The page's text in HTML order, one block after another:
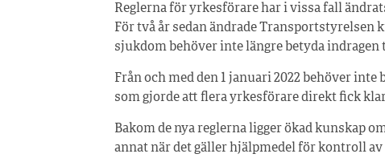
Reglerna för yrkesförare har i vissa fall
För två år sedan ändrade Transportstyrelsen
sjukdom behöver inte längre betyda indragen
Från och med den 1 januari 2022 behöver
som gjorde att flera yrkesförare direkt fick
Bakom de nya reglerna ligger ökad kunskap
annat när det gäller hjälpmedel för kontroll